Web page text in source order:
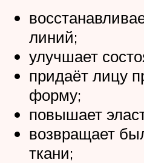
линий;
улучшает
придаёт лицу
форму;
повышает
возвращает
ткани;